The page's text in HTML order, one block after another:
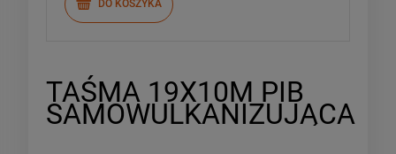
DO KOSZYKA
TAŚMA 19X10M PIB
SAMOWULKANIZUJĄCA